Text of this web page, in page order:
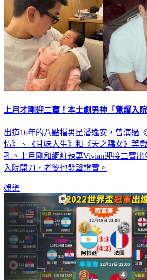
上月才剛迎二寶！本土劇男神「驚爆入
出道16年的八點檔男星潘逸安，曾演過
情》、《甘味人生》和《天之驕女》等
孔。上月剛和網紅辣妻Vivian迎接二寶
入院開刀，老婆也發聲證實。
娛樂